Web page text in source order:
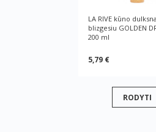
LA RIVE kūno
blizgesiu GOLDEN
200 ml
5,79 €
RODYTI